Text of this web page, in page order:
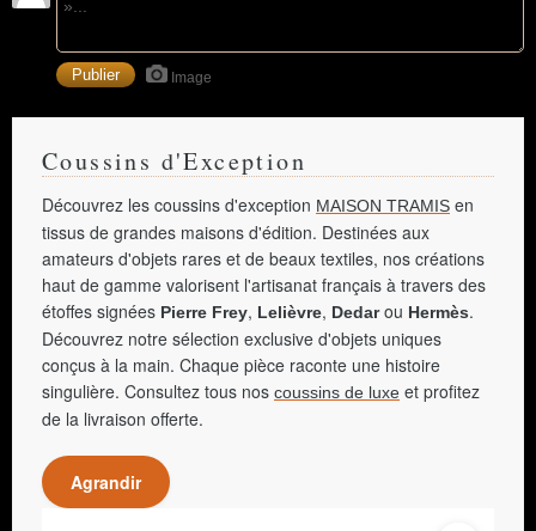
Image
Coussins d'Exception
Découvrez les coussins d'exception MAISON TRAMIS en
tissus de grandes maisons d'édition. Destinées aux
amateurs d'objets rares et de beaux textiles, nos créations
haut de gamme valorisent l'artisanat français à travers des
étoffes signées Pierre Frey, Lelièvre, Dedarou Hermès.
Découvrez notre sélection exclusive d'objets uniques
conçus à la main. Chaque pièce raconte une histoire
singulière. Consultez tous nos coussins de luxe et profitez
de la livraison offerte.
Agrandir